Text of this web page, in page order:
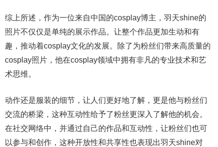
综上所述，作为一位来自中国的cosplay博主，羽天shine的
照片不仅仅是单纯的展示作品。让整个作品更加生动和有
趣，推动着cosplay文化的发展。除了为粉丝们带来高质量的
cosplay照片，他在cosplay领域中拥有非凡的专业技术和艺
术思维。
动作还是服装的细节，让人们更好地了解，更是他与粉丝们
交流的桥梁，这种互动性给予了粉丝更深入了解他的机会。
在社交网络中，并通过自己的作品和互动性，让粉丝们也可
以参与和创作，这种开放性和共享性也表现出羽天shine对